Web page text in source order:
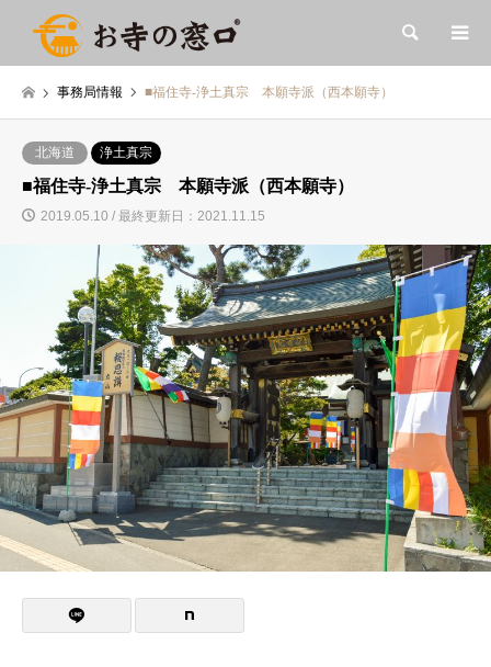
検索
事務局情報 ■福住寺-浄土真宗 本願寺派（西本願寺）
北海道 浄土真宗
■福住寺-浄土真宗 本願寺派（西本願寺）
2019.05.10 / 最終更新日：2021.11.15